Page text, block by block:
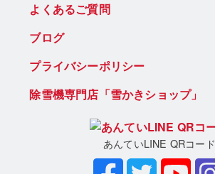
よくあるご質問
ブログ
プライバシーポリシー
除雪機専門店「雪かきショップ」
あんていLINE QRコード